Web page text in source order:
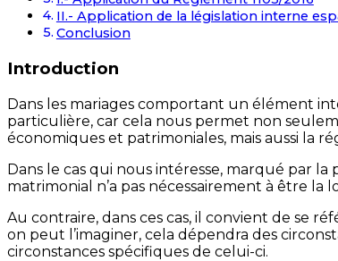
II.- Application de la législation interne
Conclusion
Introduction
Dans les mariages comportant un élément
particulière, car cela nous permet non
économiques et patrimoniales, mais aussi la
Dans le cas qui nous intéresse, marqué par
matrimonial n’a pas nécessairement à être la
Au contraire, dans ces cas, il convient de se
on peut l’imaginer, cela dépendra des
circonstances spécifiques de celui-ci.